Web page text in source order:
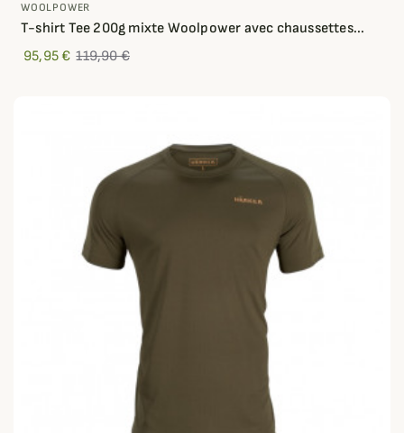
WOOLPOWER
T-shirt Tee 200g mixte Woolpower avec chaussettes...
95,95 € 119,90 €